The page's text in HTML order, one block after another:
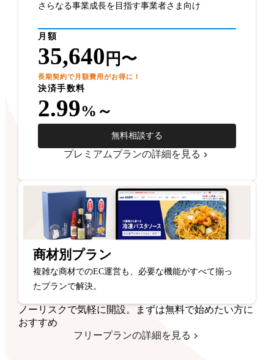
さらなる事業成長を目指す事業者さま向け
月額
35,640 円〜
長期契約で月額費用がお得に！
決済手数料
2.99%～
無料相談する
プレミアムプランの詳細を見る
商材別プラン
複雑な商材でのEC運営も、必要な機能がすべて揃っ
たプランで解決。
ノーリスクで気軽に開設。まずは無料で始めたい方に
おすすめ
フリープランの詳細を見る